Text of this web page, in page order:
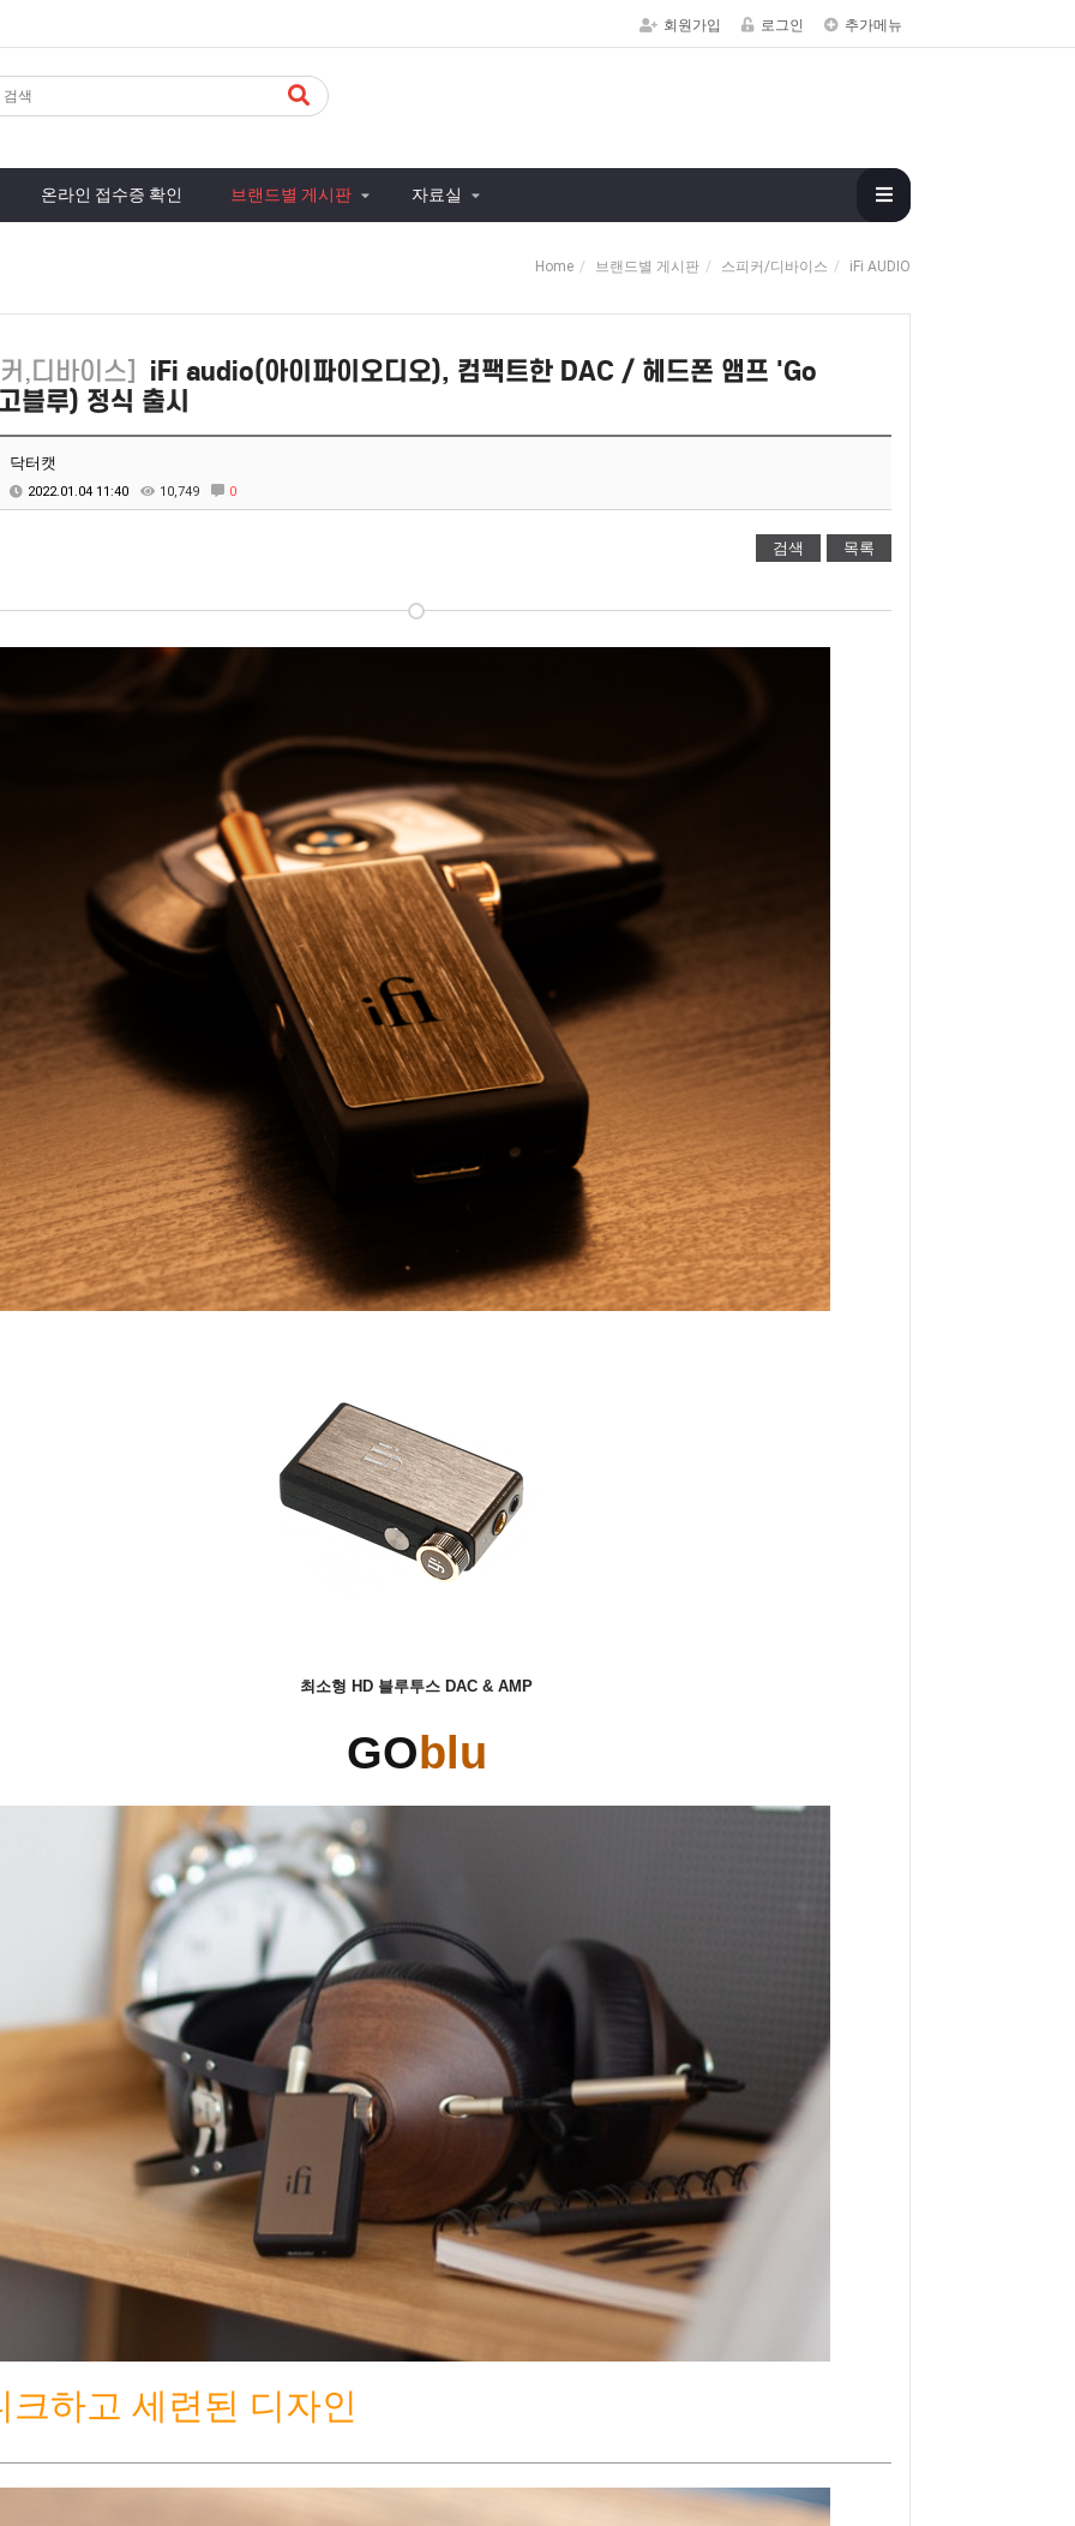
회원가입 로그인 추가메뉴
온라인 접수증 확인 브랜드별 게시판 자료실
Home 브랜드별 게시판 스피커/디바이스 iFi AUDIO
,디바이스] iFi audio(아이파이오디오), 컴팩트한 DAC / 헤드폰 앰프 'Go
블루) 정식 출시
닥터캣
2022.01.04 11:40 10,749 0
검색 목록
최소형 HD 블루투스 DAC & AMP
GO blu
크하고 세련된 디자인